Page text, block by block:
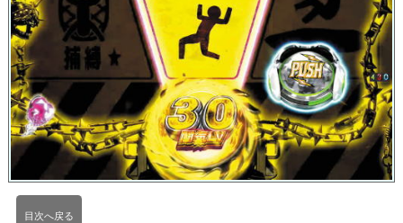
目次へ戻る